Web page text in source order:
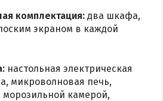
комплектация: два шкафа,
экраном в каждой
настольная электрическая
микроволновая печь,
морозильной камерой,